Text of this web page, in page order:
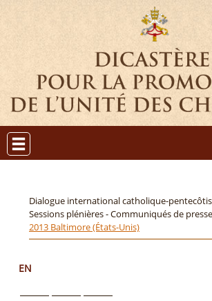
Dialogue international catholique-
Sessions plénières - Communiqués de
2013 Baltimore (États-Unis)
EN